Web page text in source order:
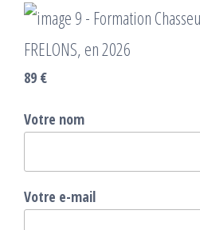
89 €
Votre nom
Votre e-mail